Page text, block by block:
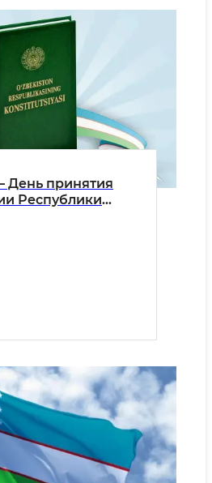
День принятия
Республики